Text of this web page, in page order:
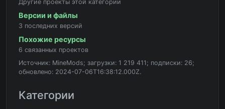
Другие проекты этой категории
Версии и файлы
3 последних версий
Похожие ресурсы
6 связанных проектов
Источник: MineMods; загрузки: 1 219 411; подписки: 26;
обновлено: 2024-07-06T16:38:12.000Z.
Категории